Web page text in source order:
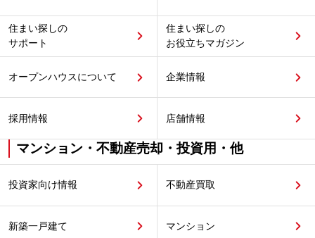
住まい探しの
サポート
住まい探しの
お役立ちマガジン
オープンハウスについて 企業情報
採用情報 店舗情報
マンション・不動産売却・投資用・他
投資家向け情報 不動産買取
新築一戸建て マンション